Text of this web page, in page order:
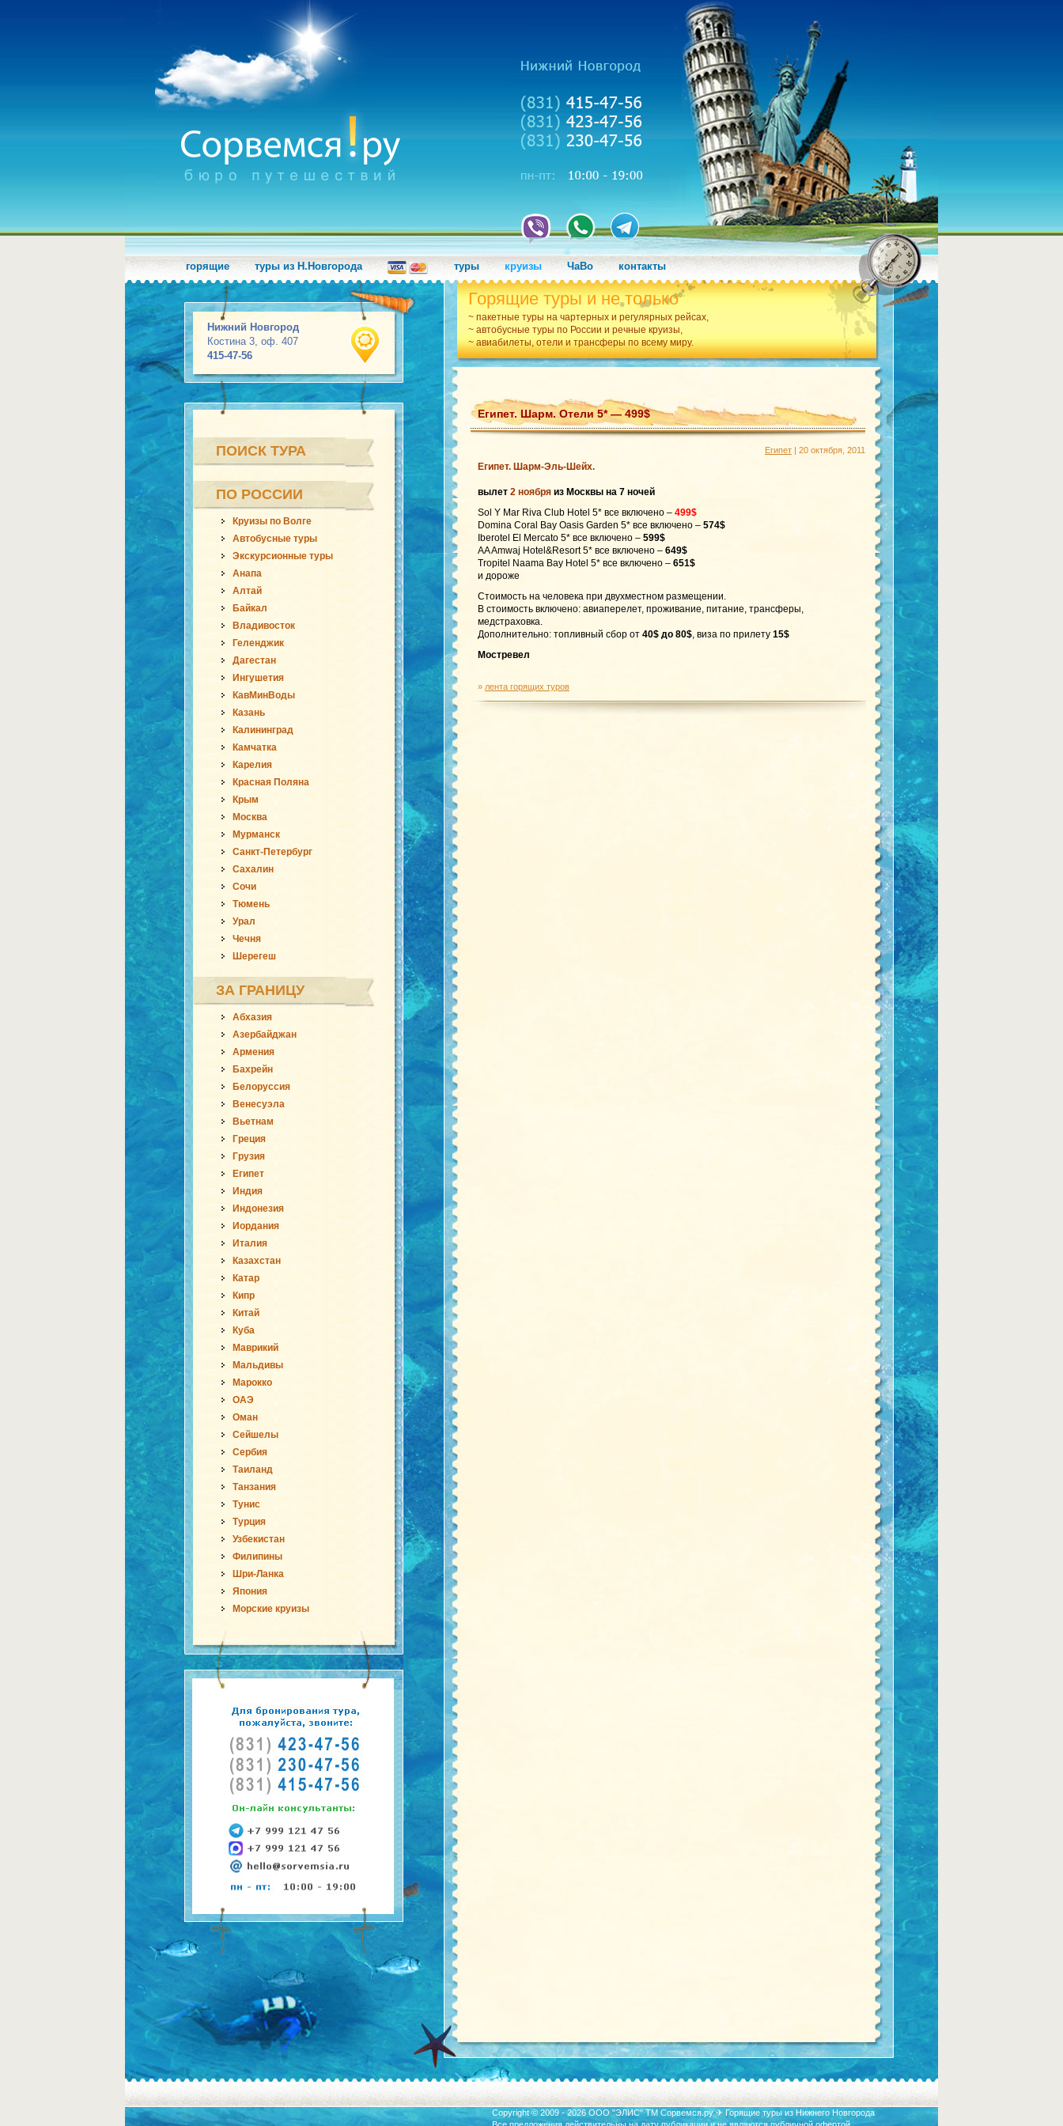
горящие туры из Н.Новгорода туры круизы ЧаВо контакты
Нижний Новгород
Костина 3, оф. 407
415-47-56
Горящие туры и не только
~ пакетные туры на чартерных и регулярных рейсах,
~ автобусные туры по России и речные круизы,
~ авиабилеты, отели и трансферы по всему миру.
ПОИСК ТУРА
ПО РОССИИ
Круизы по Волге
Автобусные туры
Экскурсионные туры
Анапа
Алтай
Байкал
Владивосток
Геленджик
Дагестан
Ингушетия
КавМинВоды
Казань
Калининград
Камчатка
Карелия
Красная Поляна
Крым
Москва
Мурманск
Санкт-Петербург
Сахалин
Сочи
Тюмень
Урал
Чечня
Шерегеш
ЗА ГРАНИЦУ
Абхазия
Азербайджан
Армения
Бахрейн
Белоруссия
Венесуэла
Вьетнам
Греция
Грузия
Египет
Индия
Индонезия
Иордания
Италия
Казахстан
Катар
Кипр
Китай
Куба
Маврикий
Мальдивы
Марокко
ОАЭ
Оман
Сейшелы
Сербия
Таиланд
Танзания
Тунис
Турция
Узбекистан
Филипины
Шри-Ланка
Япония
Морские круизы
Египет. Шарм. Отели 5* — 499$
Египет | 20 октября, 2011
Египет. Шарм-Эль-Шейх.
вылет 2 ноября из Москвы на 7 ночей
Sol Y Mar Riva Club Hotel 5* все включено – 499$
Domina Coral Bay Oasis Garden 5* все включено – 574$
Iberotel El Mercato 5* все включено – 599$
AA Amwaj Hotel&Resort 5* все включено – 649$
Tropitel Naama Bay Hotel 5* все включено – 651$
и дороже
Стоимость на человека при двухместном размещении.
В стоимость включено: авиаперелет, проживание, питание, трансферы,
медстраховка.
Дополнительно: топливный сбор от 40$ до 80$, виза по прилету 15$
Мостревел
» лента горящих туров
Copyright © 2009 - 2026 ООО "ЭЛИС" ТМ Сорвемся.ру ✈ Горящие туры из Нижнего Новгорода